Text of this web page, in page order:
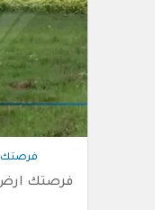
فرصتك
فرصتك ارض